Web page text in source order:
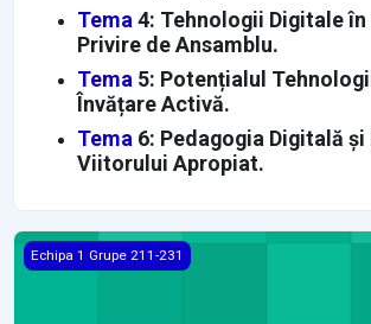
Tema4: Tehnologii Digitale în
Privire de Ansamblu.
Tema 5: Potențialul
Învățare Activă.
Tema 6: Pedagogia Digitală
Viitorului Apropiat.
GRUPA 225
Echipa 1 Grupe 211-231